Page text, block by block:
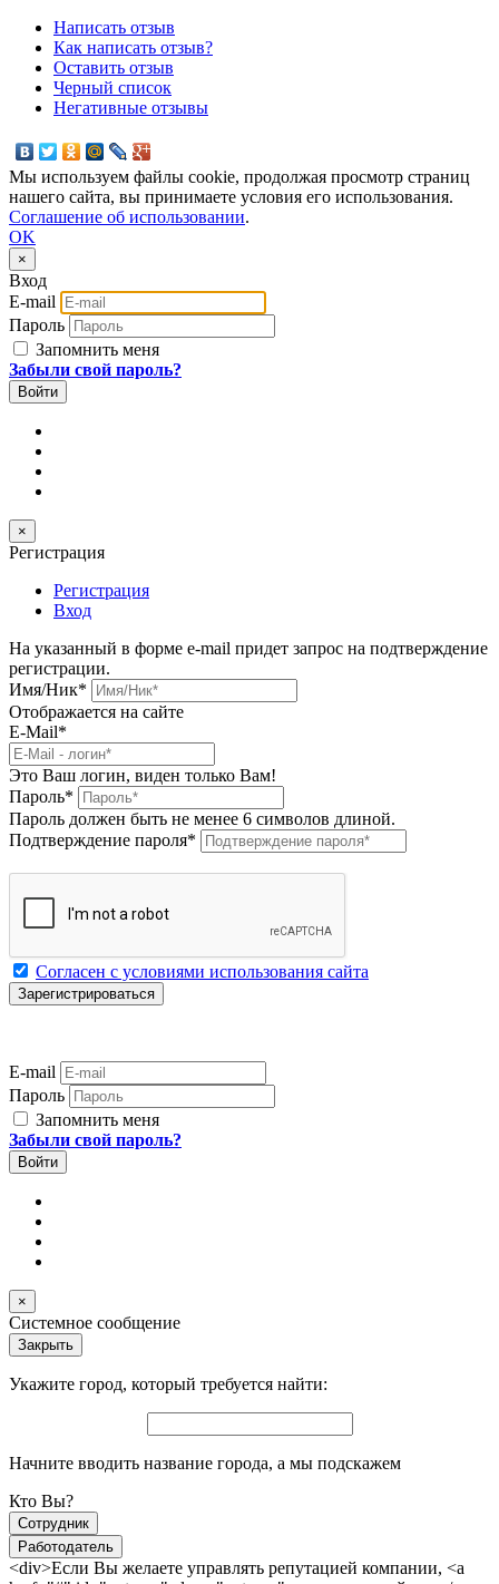
Написать отзыв
Как написать отзыв?
Оставить отзыв
Черный список
Негативные отзывы
Мы используем файлы cookie, продолжая просмотр страниц
нашего сайта, вы принимаете условия его использования.
Соглашение об использовании.
OK
×
Вход
E-mail
Пароль
Запомнить меня
Забыли свой пароль?
×
Регистрация
Регистрация
Вход
На указанный в форме e-mail придет запрос на подтверждение
регистрации.
Имя/Ник*
Отображается на сайте
E-Mail*
Это Ваш логин, виден только Вам!
Пароль*
Пароль должен быть не менее 6 символов длиной.
Подтверждение пароля*
Согласен с условиями использования сайта
E-mail
Пароль
Запомнить меня
Забыли свой пароль?
×
Системное сообщение
Закрыть
Укажите город, который требуется найти:
Начните вводить название города, а мы подскажем
Кто Вы?
Сотрудник
Работодатель
<div>Если Вы желаете управлять репутацией компании, <a